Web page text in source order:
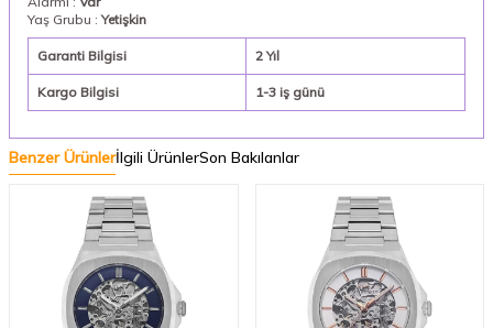
Yaş Grubu :Yetişkin
Garanti Bilgisi 2 Yıl
Kargo Bilgisi 1-3 iş günü
Benzer Ürünlerİlgili ÜrünlerSon Bakılanlar